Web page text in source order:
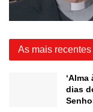
As mais recentes
dias